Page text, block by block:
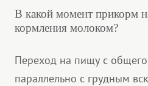
В какой момент прикорм
кормления молоком?
Переход на пищу с
параллельно с грудным